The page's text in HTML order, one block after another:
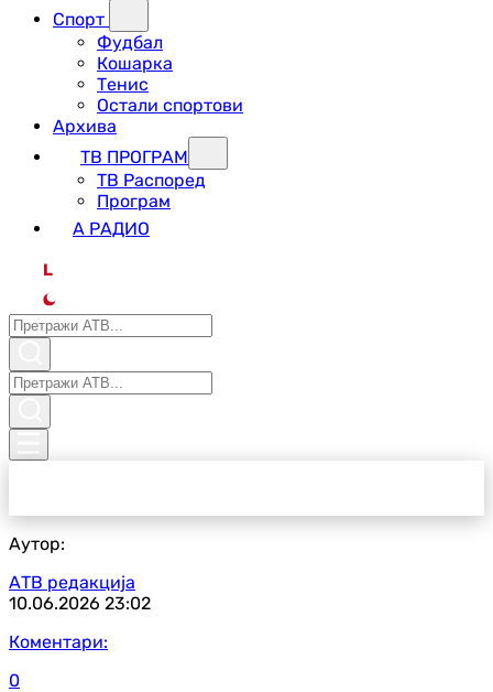
Спорт
Фудбал
Кошарка
Тенис
Остали спортови
Архива
ТВ ПРОГРАМ
ТВ Распоред
Програм
А РАДИО
L
Аутор:
АТВ редакција
10.06.2026 23:02
Коментари:
0